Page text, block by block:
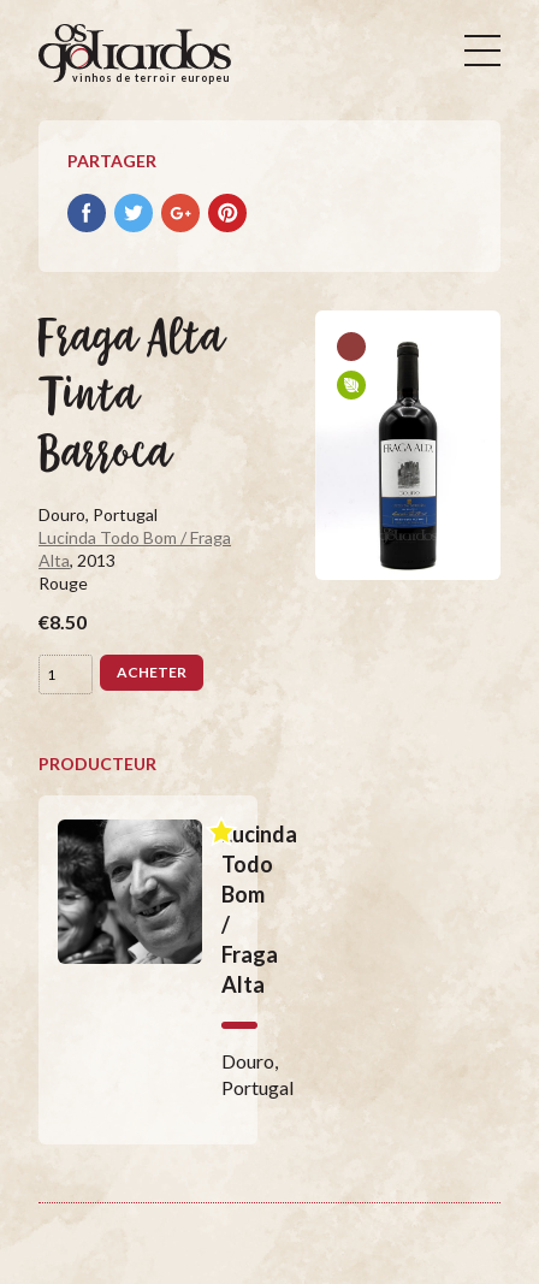
Os
Goliardos
Vinhos
Terroir
Europeus
vinhos de terroir europeus
PARTAGER
Partager
avec
Partager
avec
Partager
avec
Partager
avec
Fraga Alta
Tinta
Barroca
Douro, Portugal
Lucinda Todo Bom / Fraga
Alta, 2013
Rouge
€8.50
ACHETER
PRODUCTEUR
Lucinda
Todo
Bom
/
Fraga
Alta
Douro,
Portugal